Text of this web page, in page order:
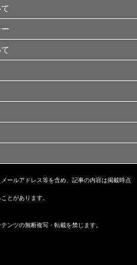
ールアドレス等を含め、記事の内容は掲載時点
とがあります。
ンツの無断複写・転載を禁じます。